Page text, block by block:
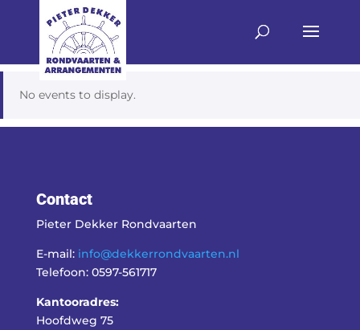
No events to display.
Contact
Pieter Dekker Rondvaarten
E-mail: info@dekkerrondvaarten.nl
Telefoon: 0597-561717
Kantooradres:
Hoofdweg 75